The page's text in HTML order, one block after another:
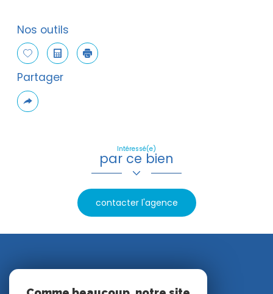
Nos outils
Sélectionner
Calculatrice
Imprimer
Partager
Plus
de
Intéressé(e)
par ce bien
contacter l'agence